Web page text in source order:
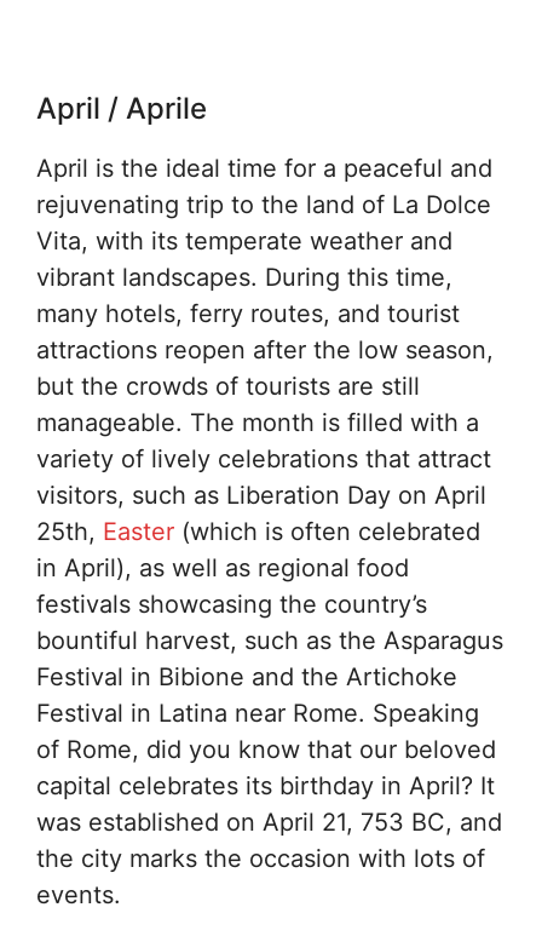
April / Aprile
April is the ideal time for a peaceful and
rejuvenating trip to the land of La Dolce
Vita, with its temperate weather and
vibrant landscapes. During this time,
many hotels, ferry routes, and tourist
attractions reopen after the low season,
but the crowds of tourists are still
manageable. The month is filled with a
variety of lively celebrations that attract
visitors, such as Liberation Day on April
25th, Easter (which is often celebrated
in April), as well as regional food
festivals showcasing the country’s
bountiful harvest, such as the Asparagus
Festival in Bibione and the Artichoke
Festival in Latina near Rome. Speaking
of Rome, did you know that our beloved
capital celebrates its birthday in April? It
was established on April 21, 753 BC, and
the city marks the occasion with lots of
events.